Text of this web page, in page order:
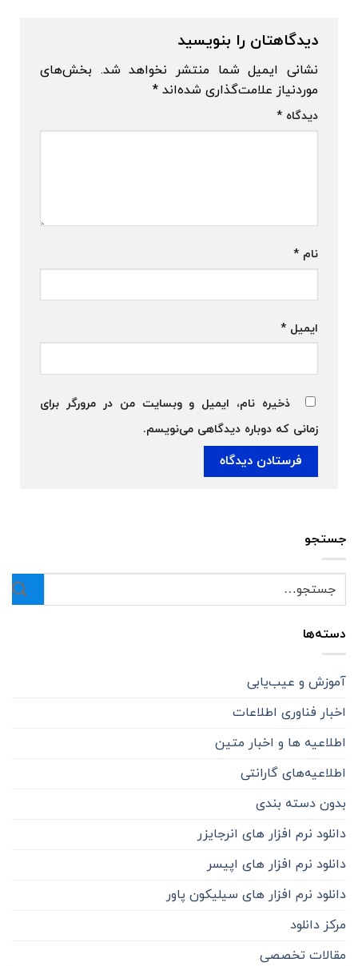
دیدگاهتان را بنویسید
نشانی ایمیل شما منتشر نخواهد شد. بخش‌های
موردنیاز علامت‌گذاری شده‌اند*
دیدگاه*
نام*
ایمیل*
ذخیره نام، ایمیل و وبسایت من در مرورگر برای
زمانی که دوباره دیدگاهی می‌نویسم.
جستجو
دسته‌ها
آموزش و عیب‌یابی
اخبار فناوری اطلاعات
اطلاعیه ها و اخبار متین
اطلاعیه‌‌های گارانتی
بدون دسته بندی
دانلود نرم افزار های انرجایزر
دانلود نرم افزار های اپیسر
دانلود نرم افزار های سیلیکون پاور
مرکز دانلود
مقالات تخصصی